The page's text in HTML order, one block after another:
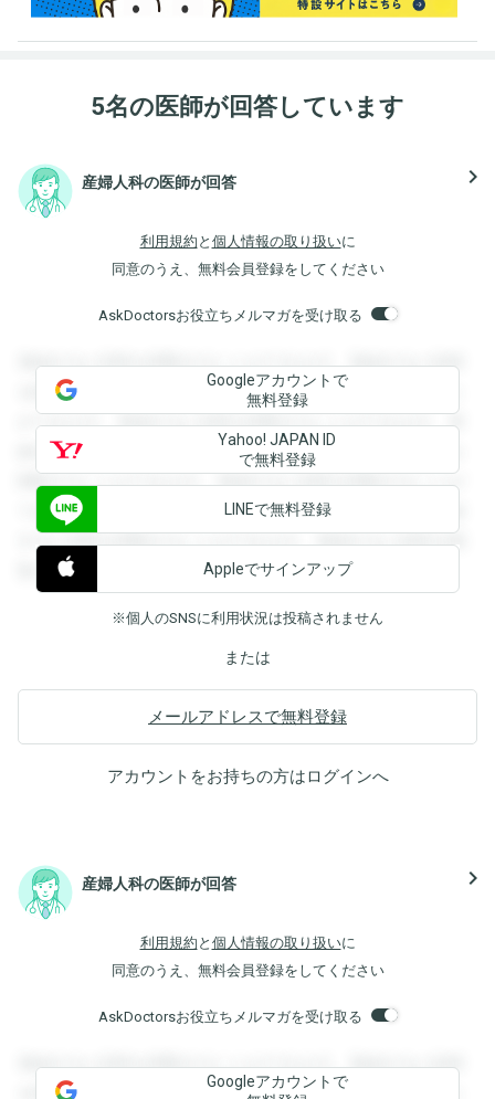
5名の医師が回答しています
産婦人科の医師が回答 navigate_next
利用規約 と 個人情報の取り扱いに
同意のうえ、無料会員登録をしてください
AskDoctorsお役立ちメルマガを受け取る
登録すると回答を閲覧することができます。登録すると回答
を閲覧することができます。登録すると回答を閲覧すること
ができます。登録すると回答を閲覧することができます。登
録すると回答を閲覧することができます。登録すると回答を
閲覧することができます。登録すると回答を閲覧することが
できます。登録すると回答を閲覧することができます。登録
すると回答を閲覧することができます。登録すると回答を閲
覧することができます。
Googleアカウントで
無料登録
Yahoo! JAPAN ID
で無料登録
LINEで無料登録
Appleでサインアップ
※個人のSNSに利用状況は投稿されません
または
メールアドレスで無料登録
アカウントをお持ちの方はログインへ
産婦人科の医師が回答 navigate_next
利用規約 と 個人情報の取り扱いに
同意のうえ、無料会員登録をしてください
AskDoctorsお役立ちメルマガを受け取る
登録すると回答を閲覧することができます。登録すると回答
を閲覧することができます。登録すると回答を閲覧すること
Googleアカウントで